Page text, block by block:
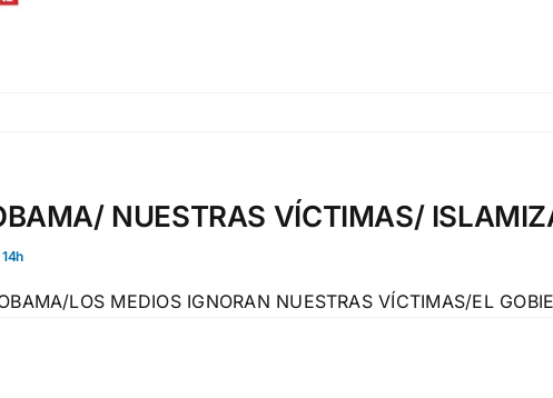
NUESTRAS VÍCTIMAS/
LOS MEDIOS IGNORAN NUESTRAS VÍCTIMAS/EL